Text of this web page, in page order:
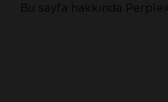
Bu sayfa hakkında